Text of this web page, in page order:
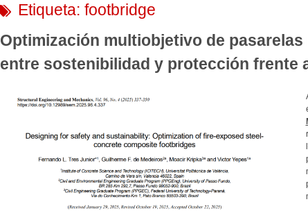
Etiqueta: footbridge
Optimización multiobjetivo de
entre sostenibilidad y protección frente